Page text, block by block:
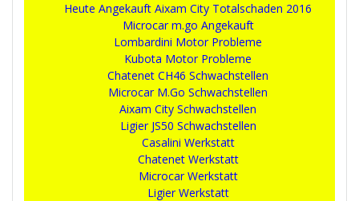
Heute Angekauft Aixam City Totalschaden 2016
Microcar m.go Angekauft
Lombardini Motor Probleme
Kubota Motor Probleme
Chatenet CH46 Schwachstellen
Microcar M.Go Schwachstellen
Aixam City Schwachstellen
Ligier JS50 Schwachstellen
Casalini Werkstatt
Chatenet Werkstatt
Microcar Werkstatt
Ligier Werkstatt